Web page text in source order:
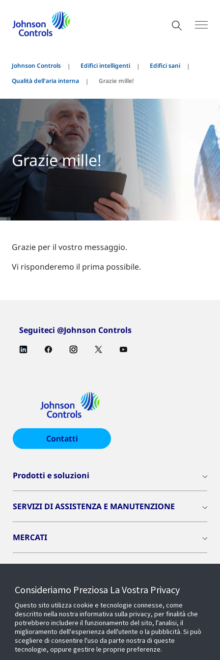
Johnson Controls Edifici intelligenti
Edifici sani
Qualità dell'aria interna
Grazie mille!
Grazie mille!
Grazie per il vostro messaggio.
Vi risponderemo il prima possibile.
Seguiteci @Johnson Controls
Contatti
Prodotti e soluzioni
SERVIZI DI ASSISTENZA E MANUTENZIONE
MERCATI
OPENBLUE
Consideriamo Preziosa La Vostra Privacy
Questo sito utilizza cookie e tecnologie connesse, come
descritto nella nostra informativa sulla privacy, per finalità che
potrebbero includere il funzionamento del sito, l'analisi, il
miglioramento dell'esperienza dell'utente o la pubblicità. Si può
scegliere di consentire l'uso da parte nostra di queste
tecnologie, oppure gestire le proprie preferenze.